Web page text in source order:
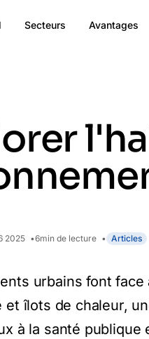
Secteurs Avantages
2025 6min de lecture Articles
urbains font
et îlots de chaleur,
à la santé